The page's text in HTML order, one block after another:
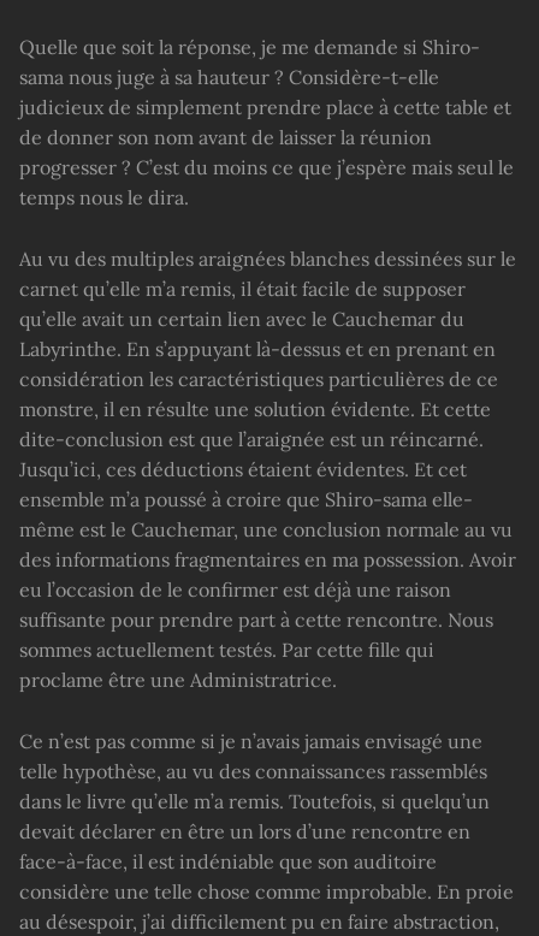
Quelle que soit la réponse, je me demande si Shiro-
sama nous juge à sa hauteur ? Considère-t-elle
judicieux de simplement prendre place à cette table et
de donner son nom avant de laisser la réunion
progresser ? C’est du moins ce que j’espère mais seul le
temps nous le dira.
Au vu des multiples araignées blanches dessinées sur le
carnet qu’elle m’a remis, il était facile de supposer
qu’elle avait un certain lien avec le Cauchemar du
Labyrinthe. En s’appuyant là-dessus et en prenant en
considération les caractéristiques particulières de ce
monstre, il en résulte une solution évidente. Et cette
dite-conclusion est que l’araignée est un réincarné.
Jusqu’ici, ces déductions étaient évidentes. Et cet
ensemble m’a poussé à croire que Shiro-sama elle-
même est le Cauchemar, une conclusion normale au vu
des informations fragmentaires en ma possession. Avoir
eu l’occasion de le confirmer est déjà une raison
suffisante pour prendre part à cette rencontre. Nous
sommes actuellement testés. Par cette fille qui
proclame être une Administratrice.
Ce n’est pas comme si je n’avais jamais envisagé une
telle hypothèse, au vu des connaissances rassemblés
dans le livre qu’elle m’a remis. Toutefois, si quelqu’un
devait déclarer en être un lors d’une rencontre en
face-à-face, il est indéniable que son auditoire
considère une telle chose comme improbable. En proie
au désespoir, j’ai difficilement pu en faire abstraction,